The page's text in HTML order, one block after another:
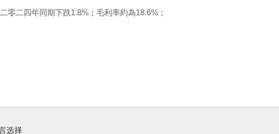
零二四年同期下跌1.8%；毛利率約為18.6%；
选择